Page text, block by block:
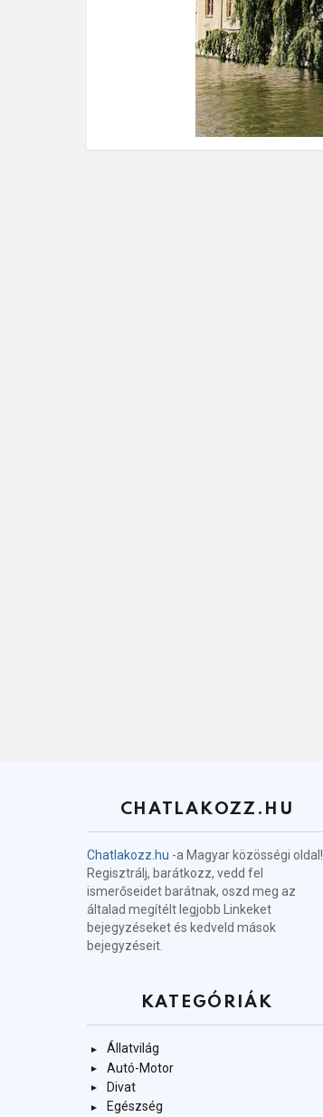
CHATLAKOZZ.HU
Chatlakozz.hu -a Magyar közösségi oldal!
Regisztrálj, barátkozz, vedd fel
ismerőseidet barátnak, oszd meg az
általad megítélt legjobb Linkeket
bejegyzéseket és kedveld mások
bejegyzéseit.
KATEGÓRIÁK
Állatvilág
Autó-Motor
Divat
Egészség